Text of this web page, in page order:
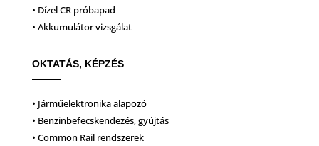
• Dízel CR próbapad
• Akkumulátor vizsgálat
OKTATÁS, KÉPZÉS
• Járműelektronika alapozó
• Benzinbefecskendezés, gyújtás
• Common Rail rendszerek